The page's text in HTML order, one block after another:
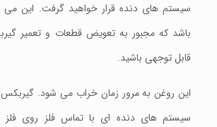
سیستم های دنده قرار خواهید گرفت. این می
باشد که مجبور به تعویض قطعات و تعمیر
قابل توجهی باشید.
این روغن به مرور زمان خراب می شود.
سیستم های دنده ای با تماس فلز روی فلز